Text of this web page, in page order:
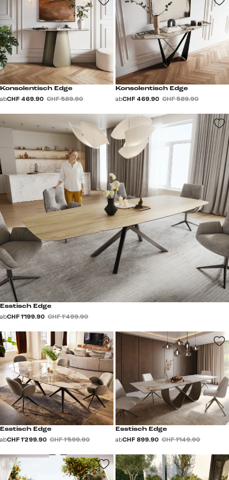
Esstisch Edge
abCHF 1’199.90 CHF 1’499.90
Konsolentisch Edge
abCHF 469.90 CHF 589.90
Konsolentisch Edge
abCHF 469.90 CHF 589.90
Esstisch Edge
abCHF 1’299.90 CHF 1’599.90
Esstisch Edge
abCHF 899.90 CHF 1’149.90